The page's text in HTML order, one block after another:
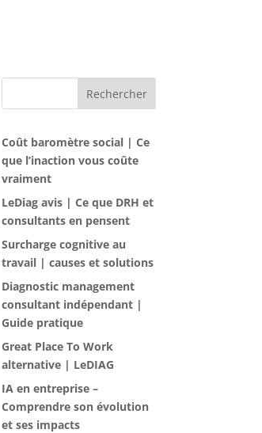
Rechercher
Coût baromètre social | Ce
que l’inaction vous coûte
vraiment
LeDiag avis | Ce que DRH et
consultants en pensent
Surcharge cognitive au
travail | causes et solutions
Diagnostic management
consultant indépendant |
Guide pratique
Great Place To Work
alternative | LeDIAG
IA en entreprise –
Comprendre son évolution
et ses impacts